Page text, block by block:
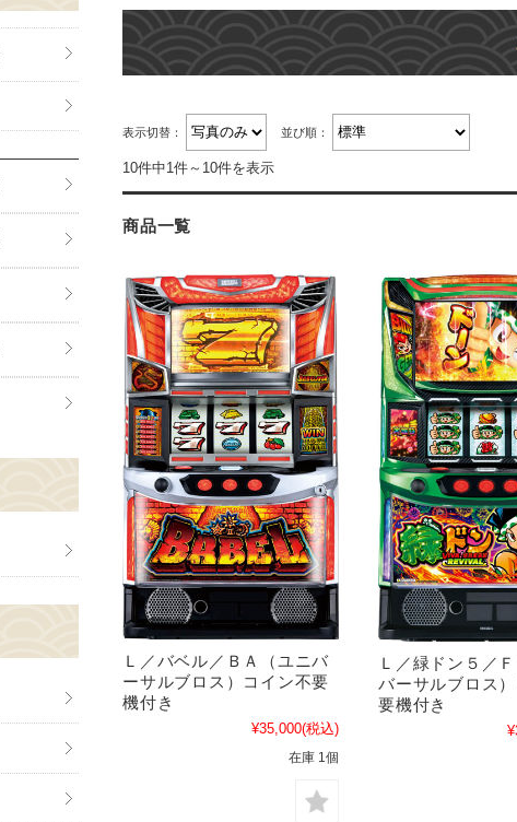
表示切替： 並び順：
10件中1件～10件を表示
商品一覧
Ｌ／バベル／ＢＡ（ユニバ
ーサルブロス）コイン不要
機付き
¥35,000(税込)
在庫 1個
Ｌ／緑ドン５／
バーサルブロス
要機付き